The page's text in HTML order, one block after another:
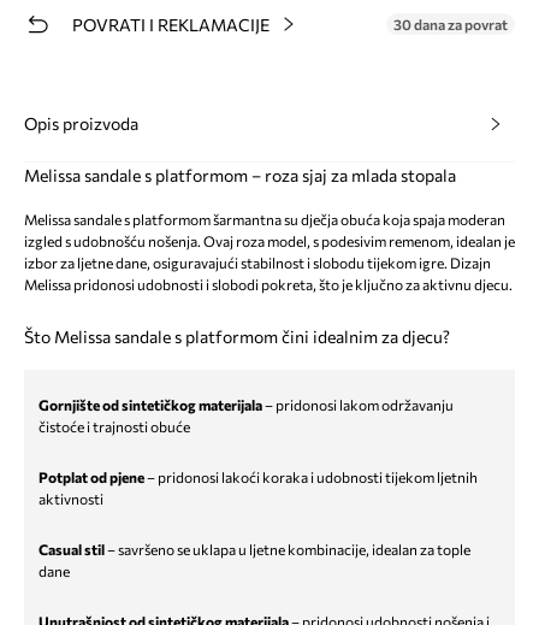
POVRATI I REKLAMACIJE 30 dana za povrat
Opis proizvoda
Melissa sandale s platformom – roza sjaj za mlada stopala
Melissa sandale s platformom šarmantna su dječja obuća koja spaja moderan
izgled s udobnošću nošenja. Ovaj roza model, s podesivim remenom, idealan je
izbor za ljetne dane, osiguravajući stabilnost i slobodu tijekom igre. Dizajn
Melissa pridonosi udobnosti i slobodi pokreta, što je ključno za aktivnu djecu.
Što Melissa sandale s platformom čini idealnim za djecu?
Gornjište od sintetičkog materijala– pridonosi lakom održavanju
čistoće i trajnosti obuće
Potplat od pjene– pridonosi lakoći koraka i udobnosti tijekom ljetnih
aktivnosti
Casual stil– savršeno se uklapa u ljetne kombinacije, idealan za tople
dane